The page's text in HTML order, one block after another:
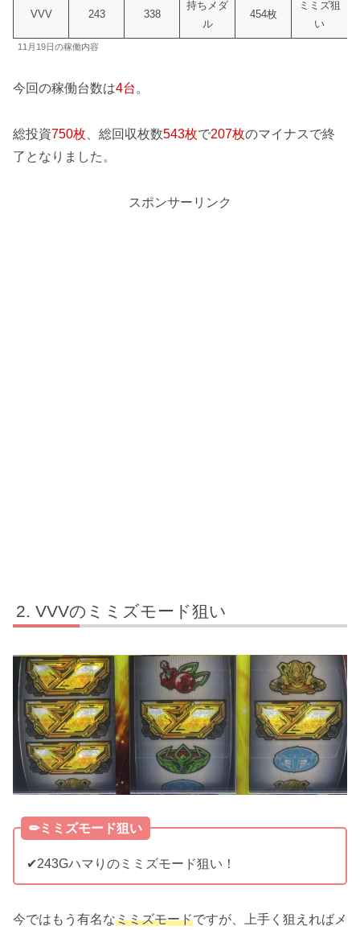
VVV 243 338
持ちメダ
ル
454枚
ミミズ狙
い
11月19日の稼働内容
今回の稼働台数は4台 。
総投資750枚 、総回収枚数543枚で207枚のマイナスで終
了となりました。
スポンサーリンク
VVVのミミズモード狙い
✏︎ミミズモード狙い
✔︎243Gハマりのミミズモード狙い！
今ではもう有名なミミズモードですが、上手く狙えればメ